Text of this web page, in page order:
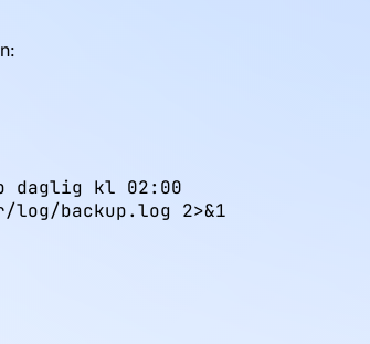
daglig kl 02:00
backup.log 2>&1